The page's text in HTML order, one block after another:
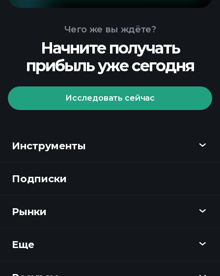
Чего же вы ждёте?
Начните получать
прибыль уже сегодня
Исследовать сейчас
Инструменты
Обзор
Подписки
Рынки
Обзор
Еще